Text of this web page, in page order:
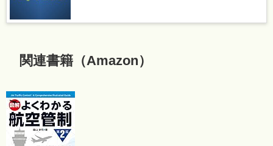
関連書籍（Amazon）